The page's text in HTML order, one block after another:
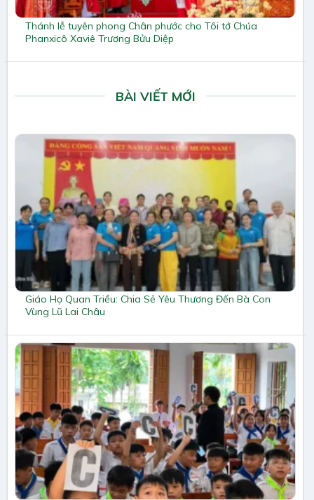
Thánh lễ tuyên phong Chân phước cho Tôi tớ Chúa
Phanxicô Xaviê Trương Bửu Diệp
BÀI VIẾT MỚI
Giáo Họ Quan Triều: Chia Sẻ Yêu Thương Đến Bà Con
Vùng Lũ Lai Châu